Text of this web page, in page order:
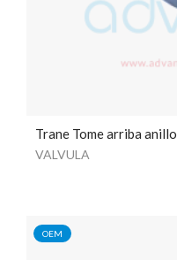
Trane Tome arriba anillo
VALVULA
OEM